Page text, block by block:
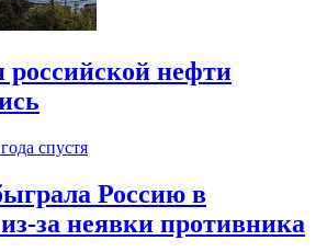
российской нефти
спустя
Россию в
за неявки противника